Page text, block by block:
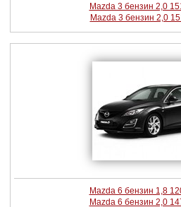
Mazda 3 бензин 2,0
Mazda 3 бензин 2,0
Mazda 6 бензин 1,8
Mazda 6 бензин 2,0